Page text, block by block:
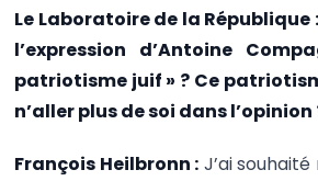
Le Laboratoire de la
l’expression d’Antoine
patriotisme juif » ? Ce
n’aller plus de soi dans l’opinion
François Heilbronn : J’ai